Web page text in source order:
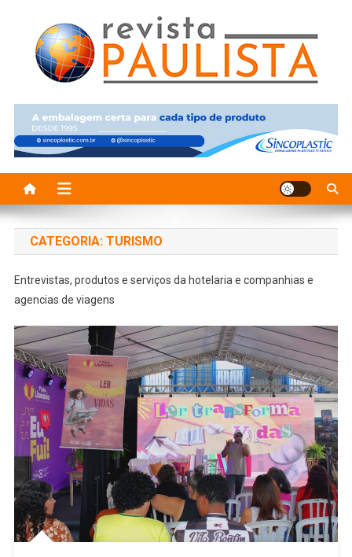
content
Revista Paulista
CATEGORIA: TURISMO
Entrevistas, produtos e serviços da hotelaria e companhias e
agencias de viagens